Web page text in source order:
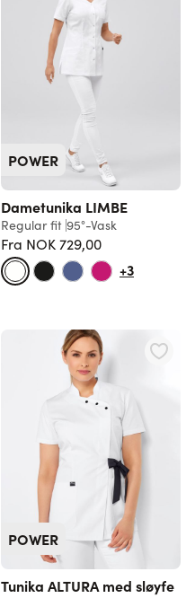
POWER
Dametunika LIMBE
Regular fit 95°-Vask
Fra NOK 729,00Vanlig pris
+3
POWER
Tunika ALTURA med sløyfe